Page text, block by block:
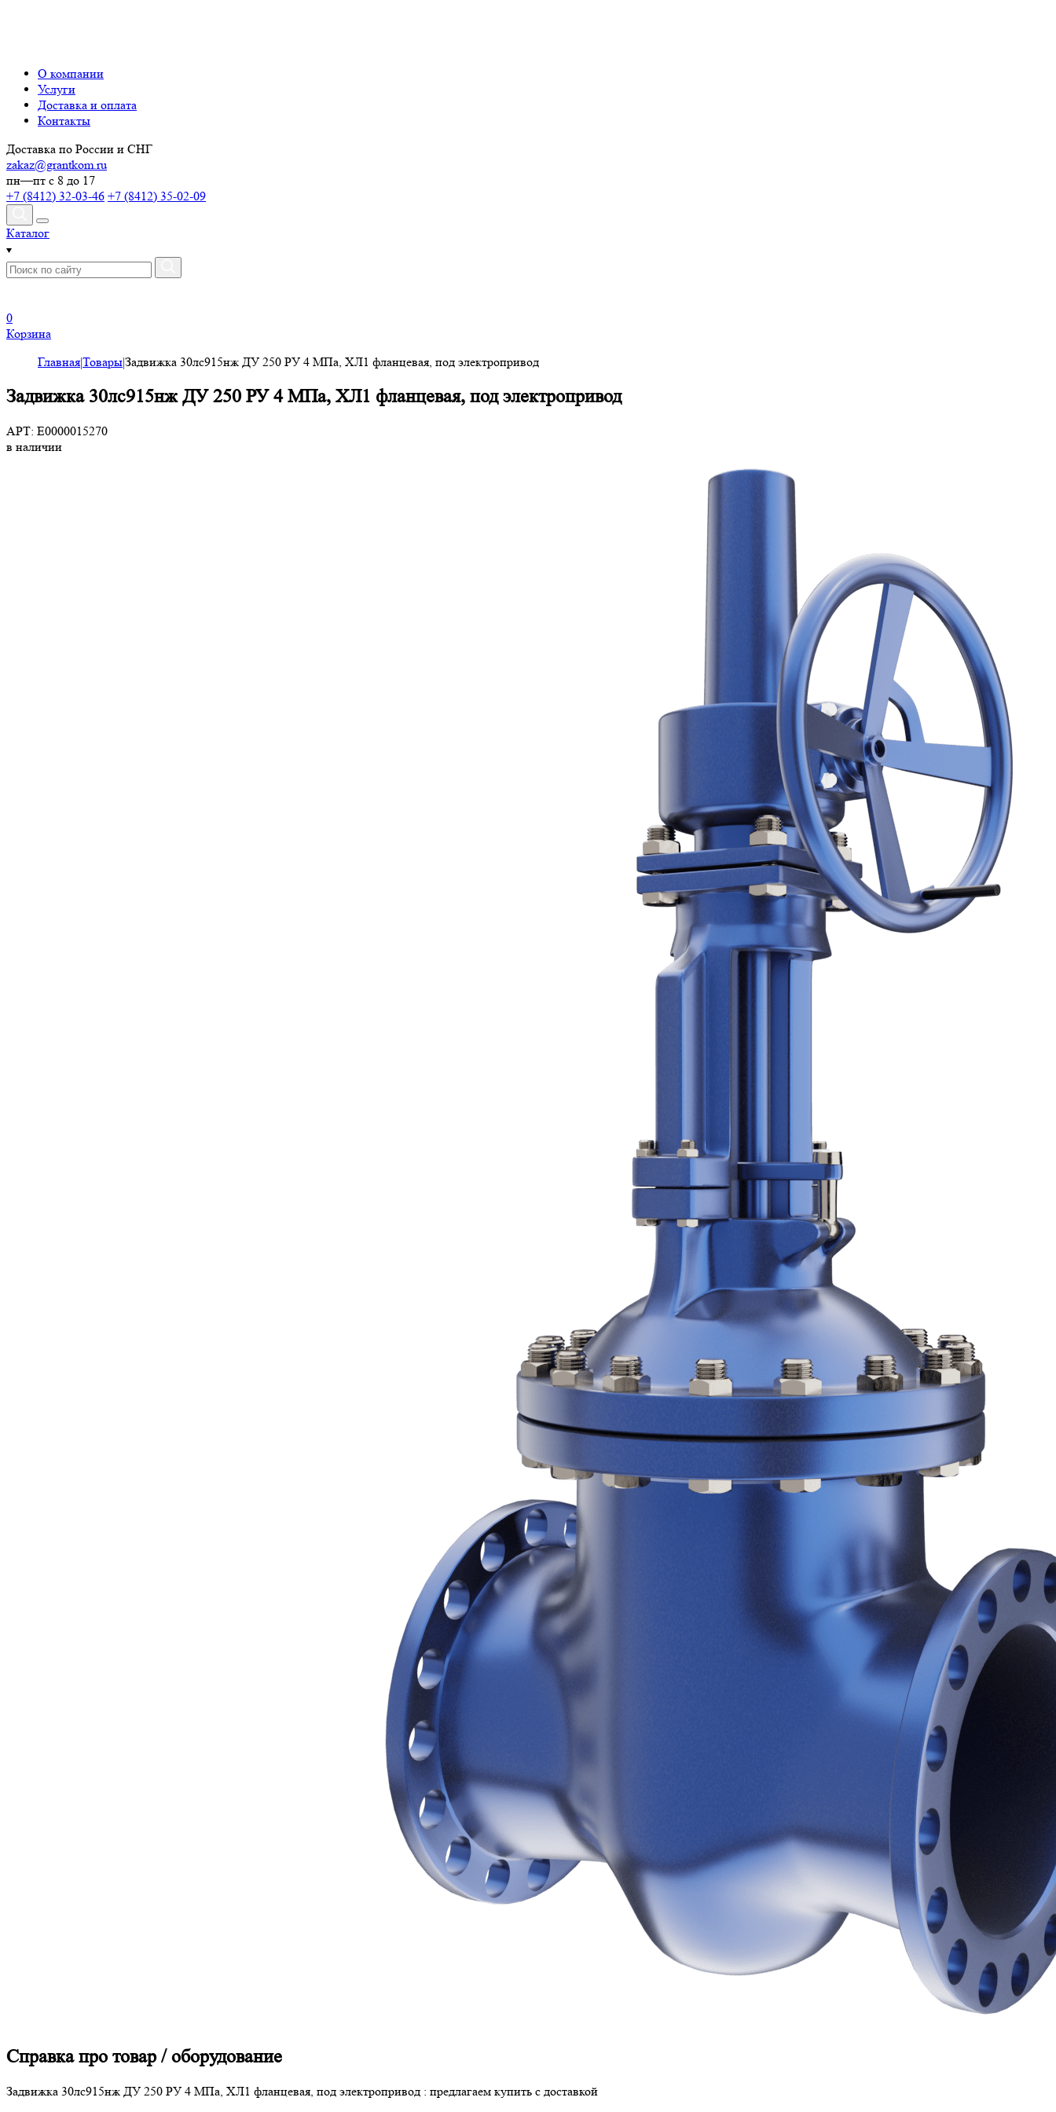
О компании
Услуги
Доставка и оплата
Контакты
Доставка по России и СНГ
zakaz@grantkom.ru
пн—пт с 8 до 17
+7 (8412) 32-03-46 +7 (8412) 35-02-09
Каталог
0
Корзина
Главная|Товары|Задвижка 30лс915нж ДУ 250 РУ 4 МПа, ХЛ1 фланцевая, под электропривод
Задвижка 30лс915нж ДУ 250 РУ 4 МПа, ХЛ1 фланцевая, под электропривод
АРТ: E0000015270
в наличии
Справка про товар / оборудование
Задвижка 30лс915нж ДУ 250 РУ 4 МПа, ХЛ1 фланцевая, под электропривод : предлагаем купить с доставкой